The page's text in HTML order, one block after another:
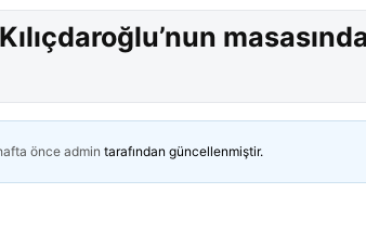
önce admin tarafından güncellenmiştir.